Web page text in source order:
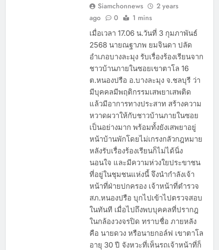
Siamchonnews
2 years
ago
0 1 mins
เมื่อเวลา 17.06 น.วันที่ 3 กุมภาพันธ์
2568 นายณฐาภพ ยมจินดา ปลัด
อำเภอบางละมุง รับเรื่องร้องเรียนจาก
ชาวบ้านภายในซอยเขาตาโล 16
ต.หนองปรือ อ.บางละมุง จ.ชลบุรี ว่า
มีบุคคลมีพฤติกรรมเสพยาเสพติด
แล้วมีอาการทางประสาท สร้างความ
หวาดผวาให้กับชาวบ้านภายในซอย
เป็นอย่างมาก พร้อมทั้งยังเสพยาอยู่
หน้าบ้านพักโดยไม่เกรงกลัวกฎหมาย
หลังรับเรื่องร้องเรียนก็ไม่ได้นิ่ง
นอนใจ และมีความห่วงใยประขาชน
ที่อยู่ในชุมชนแห่งนี้ จึงนำกำลังเจ้า
หน้าที่ฝ่ายปกครอง เจ้าหน้าที่ตำรวจ
สภ.หนองปรือ บุกไปเข้าไปตรวจสอบ
ในทันที เมื่อไปถึงพบบุคคลที่ปรากฎ
ในกล้องวงจรปิด ทราบชื่อ ภายหลัง
คือ นายดวง หรือนายกอล์ฟ เขาตาโล
อายุ 30 ปี จังหวะที่เห็นรถเจ้าหน้าที่ก็